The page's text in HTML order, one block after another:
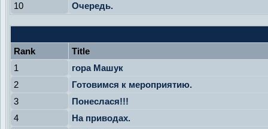
10
Очередь.
Rank
Title
1
гора Машук
2
Готовимся к мероприятию.
3
Понеслася!!!
4
На приводах.